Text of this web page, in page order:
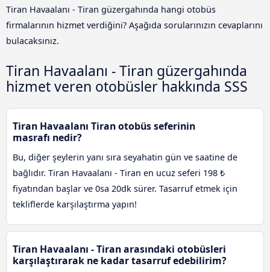
Tiran Havaalanı - Tiran güzergahında hangi otobüs
firmalarının hizmet verdiğini? Aşağıda sorularınızın cevaplarını
bulacaksınız.
Tiran Havaalanı - Tiran güzergahında
hizmet veren otobüsler hakkında SSS
Tiran Havaalanı Tiran otobüs seferinin
masrafı nedir?
Bu, diğer şeylerin yanı sıra seyahatin gün ve saatine de
bağlıdır. Tiran Havaalanı - Tiran en ucuz seferi 198 ₺
fiyatından başlar ve 0sa 20dk sürer. Tasarruf etmek için
tekliflerde karşılaştırma yapın!
Tiran Havaalanı - Tiran arasındaki otobüsleri
karşılaştırarak ne kadar tasarruf edebilirim?